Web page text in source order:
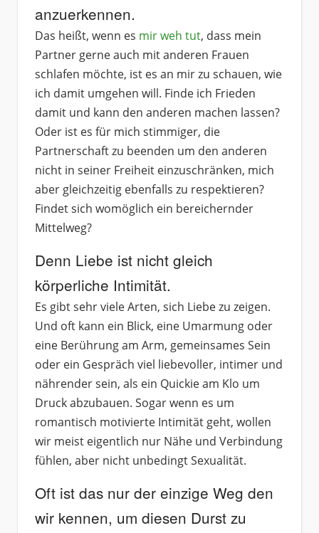
anzuerkennen.
Das heißt, wenn es mir weh tut, dass mein
Partner gerne auch mit anderen Frauen
schlafen möchte, ist es an mir zu schauen, wie
ich damit umgehen will. Finde ich Frieden
damit und kann den anderen machen lassen?
Oder ist es für mich stimmiger, die
Partnerschaft zu beenden um den anderen
nicht in seiner Freiheit einzuschränken, mich
aber gleichzeitig ebenfalls zu respektieren?
Findet sich womöglich ein bereichernder
Mittelweg?
Denn Liebe ist nicht gleich
körperliche Intimität.
Es gibt sehr viele Arten, sich Liebe zu zeigen.
Und oft kann ein Blick, eine Umarmung oder
eine Berührung am Arm, gemeinsames Sein
oder ein Gespräch viel liebevoller, intimer und
nährender sein, als ein Quickie am Klo um
Druck abzubauen. Sogar wenn es um
romantisch motivierte Intimität geht, wollen
wir meist eigentlich nur Nähe und Verbindung
fühlen, aber nicht unbedingt Sexualität.
Oft ist das nur der einzige Weg den
wir kennen, um diesen Durst zu